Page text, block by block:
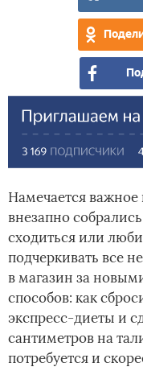
Намечается
внезапно
сходиться или
подчеркивать все
в магазин за
способов: как
экспресс-диеты и
сантиметров на
потребуется и